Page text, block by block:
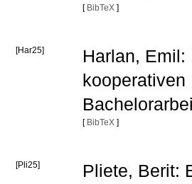
[ BibTeX ]
[Har25]
Harlan,
kooperativen
[ BibTeX ]
[Pli25]
Pliete, Berit: